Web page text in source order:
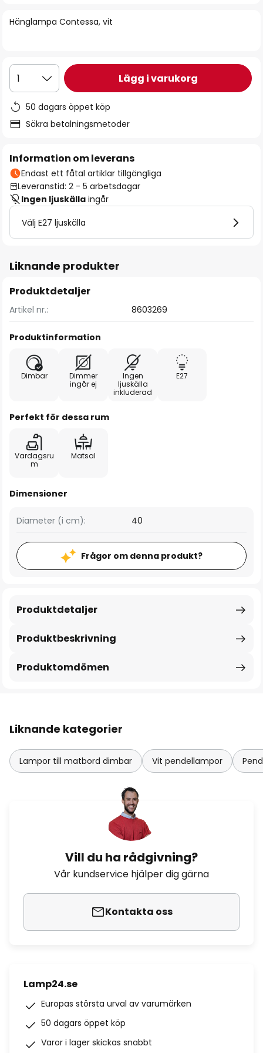
Hänglampa Contessa, vit
1 Lägg i varukorg
50 dagars öppet köp
Säkra betalningsmetoder
Information om leverans
Endast ett fåtal artiklar tillgängliga
Leveranstid: 2 - 5 arbetsdagar
Ingen ljuskälla ingår
Välj E27 ljuskälla
Liknande produkter
Produktdetaljer
Artikel nr.: 8603269
Produktinformation
Dimbar
Dimmer
ingår ej
Ingen
ljuskälla
inkluderad
E27
Perfekt för dessa rum
Vardagsru
m
Matsal
Dimensioner
Diameter (i cm): 40
Frågor om denna produkt?
Produktbeskrivning
Produktdetaljer
Produktomdömen
Liknande kategorier
Lampor till matbord dimbar Vit pendellampor
Vill du ha rådgivning?
Vår kundservice hjälper dig gärna
Kontakta oss
Lamp24.se
Europas största urval av varumärken
50 dagars öppet köp
Varor i lager skickas snabbt